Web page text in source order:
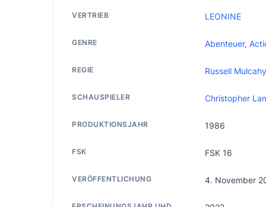
VERTRIEB LEONINE
GENRE Abenteuer,
REGIE Russell Mulcahy
SCHAUSPIELER Christopher
PRODUKTIONSJAHR 1986
FSK FSK 16
VERÖFFENTLICHUNG 4. November